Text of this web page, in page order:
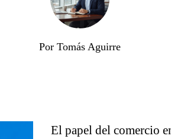
Por Tomás Aguirre
El papel del comercio